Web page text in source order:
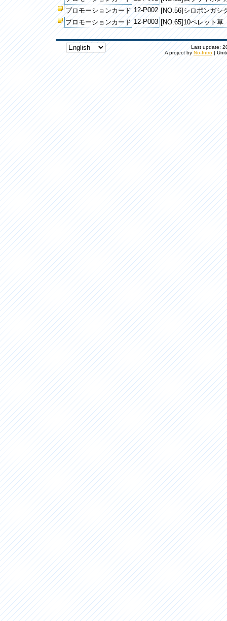
プロモーションカード 12-P002 [NO.56]シロポンガシ
プロモーションカード 12-P003 [NO.65]10ペレット草
Last update:
A project byNo-Intro |